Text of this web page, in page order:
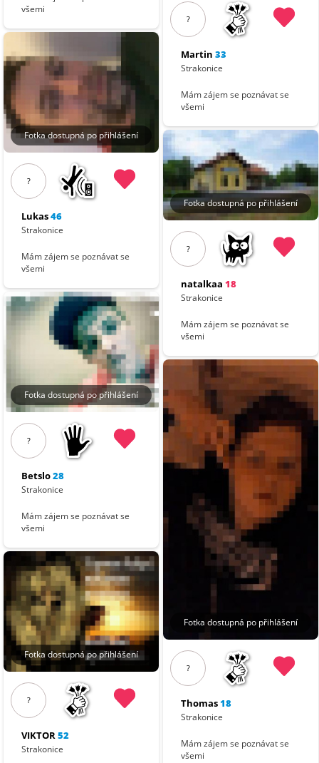
všemi
Fotka dostupná po přihlášení
?
Lukas46
Strakonice
Mám zájem se poznávat se
všemi
Fotka dostupná po přihlášení
?
Betslo28
Strakonice
Mám zájem se poznávat se
všemi
Fotka dostupná po přihlášení
?
VIKTOR52
Strakonice
?
Martin 33
Strakonice
Mám zájem se poznávat se
všemi
Fotka dostupná po přihlášení
?
natalkaa 18
Strakonice
Mám zájem se poznávat se
všemi
Fotka dostupná po přihlášení
?
Thomas18
Strakonice
Mám zájem se poznávat se
všemi